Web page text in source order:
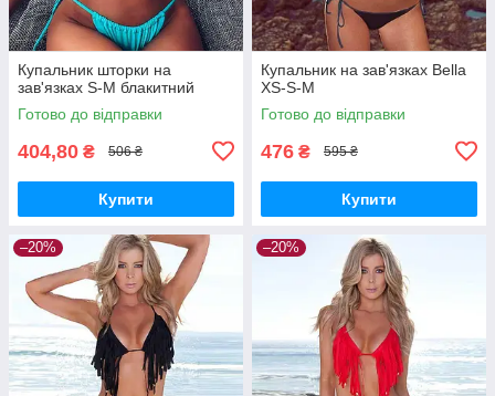
Купальник шторки на
зав'язках S-M блакитний
Готово до відправки
404,80 ₴ 506 ₴
Купити
Купальник на зав'язках Bella
XS-S-M
Готово до відправки
476 ₴ 595 ₴
Купити
–20% –20%